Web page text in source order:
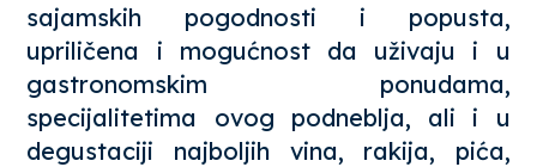
sajamskih pogodnosti i popusta,
upriličena i mogućnost da uživaju i u
gastronomskim ponudama,
specijalitetima ovog podneblja, ali i u
degustaciji najboljih vina, rakija, pića,